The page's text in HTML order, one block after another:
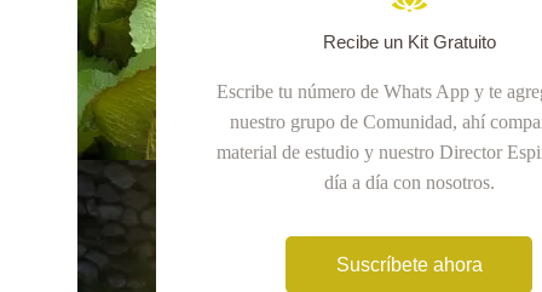
Recibe un Kit Gratuito
Escribe tu número de Whats App y te
nuestro grupo de Comunidad, ahí
material de estudio y nuestro Director
día a día con nosotros.
Suscríbete ahora